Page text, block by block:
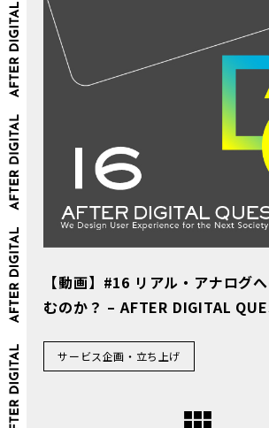
【動画】#16 リアル・アナログ
むのか？ – AFTER DIGITAL
サービス企画・立ち上げ